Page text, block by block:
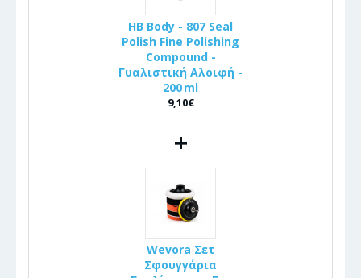
HB Body - 807 Seal
Polish Fine Polishing
Compound -
Γυαλιστική Αλοιφή -
200 ml
9,10€
+
Wevora Σετ
Σφουγγάρια